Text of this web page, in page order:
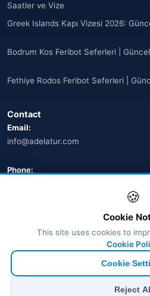
Saatler ve Vize
Greek Islands Kapı Vizesi 2026:
Bodrum Kos Feribot Seferleri |
Fethiye Rodos Feribot Seferleri |
Contact
Email:
info@adelatur.com
Phone:
€ EUR $
🍪
Cookie
This site uses cookies to
Cookie
Cookie
Reject